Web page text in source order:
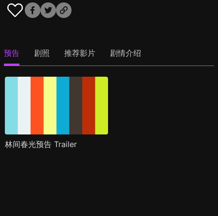
预告 剧照 推荐影片 剧情介绍
林间春光预告 Trailer